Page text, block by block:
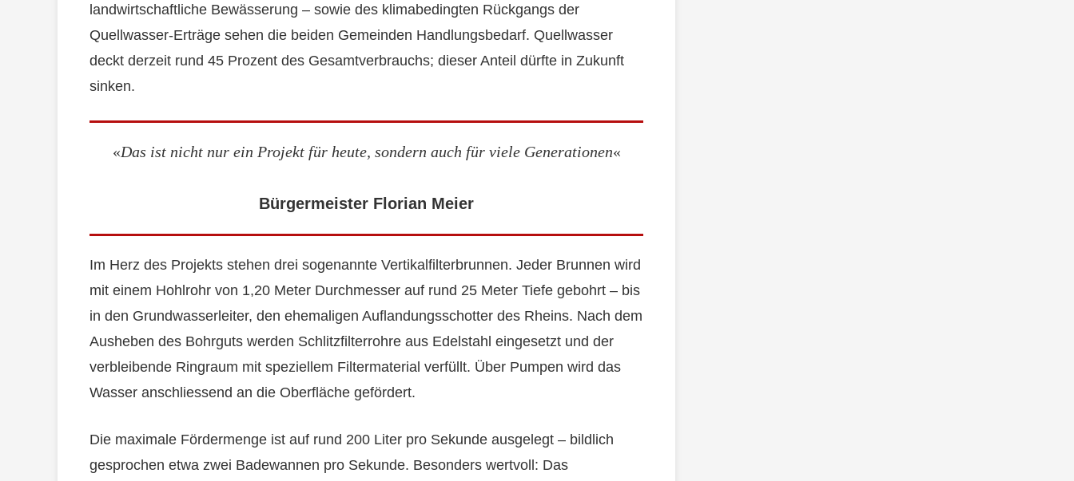
landwirtschaftliche Bewässerung – sowie des klimabedingten Rückgangs der
Quellwasser-Erträge sehen die beiden Gemeinden Handlungsbedarf. Quellwasser
deckt derzeit rund 45 Prozent des Gesamtverbrauchs; dieser Anteil dürfte in Zukunft
sinken.
«Das ist nicht nur ein Projekt für heute, sondern auch für viele Generationen«
Bürgermeister Florian Meier
Im Herz des Projekts stehen drei sogenannte Vertikalfilterbrunnen. Jeder Brunnen wird
mit einem Hohlrohr von 1,20 Meter Durchmesser auf rund 25 Meter Tiefe gebohrt – bis
in den Grundwasserleiter, den ehemaligen Auflandungsschotter des Rheins. Nach dem
Ausheben des Bohrguts werden Schlitzfilterrohre aus Edelstahl eingesetzt und der
verbleibende Ringraum mit speziellem Filtermaterial verfüllt. Über Pumpen wird das
Wasser anschliessend an die Oberfläche gefördert.
Die maximale Fördermenge ist auf rund 200 Liter pro Sekunde ausgelegt – bildlich
gesprochen etwa zwei Badewannen pro Sekunde. Besonders wertvoll: Das